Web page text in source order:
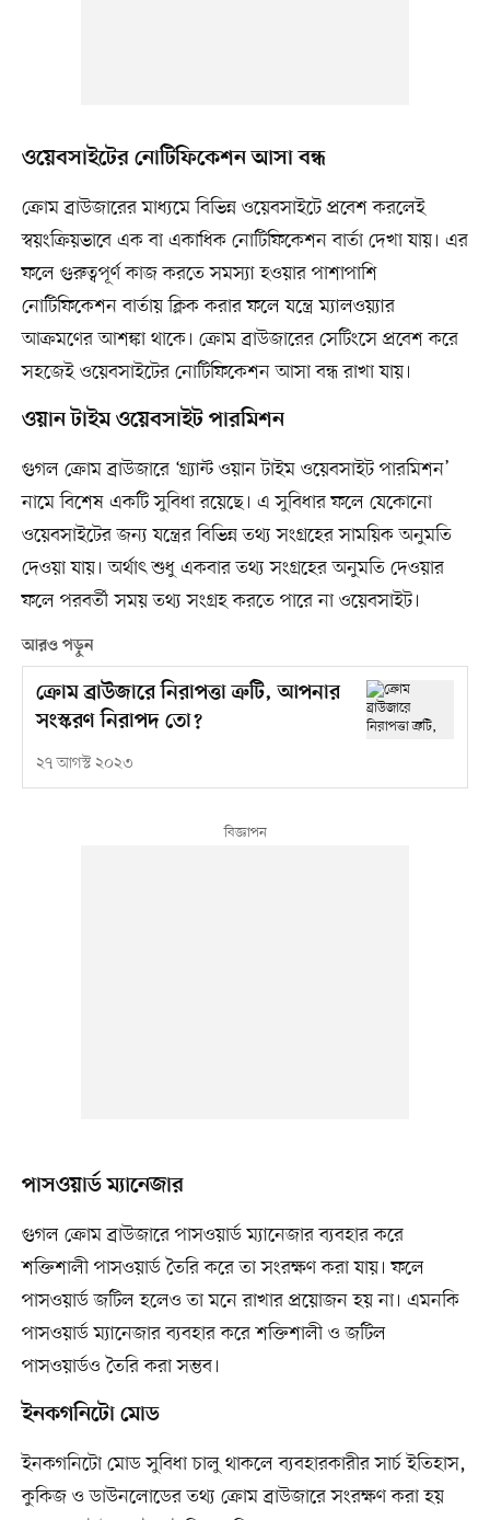
ওয়েবসাইটের নোটিফিকেশন আসা বন্ধ
ক্রোম ব্রাউজারের মাধ্যমে বিভিন্ন ওয়েবসাইটে প্রবেশ করলেই
স্বয়ংক্রিয়ভাবে এক বা একাধিক নোটিফিকেশন বার্তা দেখা যায়। এর
ফলে গুরুত্বপূর্ণ কাজ করতে সমস্যা হওয়ার পাশাপাশি
নোটিফিকেশন বার্তায় ক্লিক করার ফলে যন্ত্রে ম্যালওয়্যার
আক্রমণের আশঙ্কা থাকে। ক্রোম ব্রাউজারের সেটিংসে প্রবেশ করে
সহজেই ওয়েবসাইটের নোটিফিকেশন আসা বন্ধ রাখা যায়।
ওয়ান টাইম ওয়েবসাইট পারমিশন
গুগল ক্রোম ব্রাউজারে ‘গ্র্যান্ট ওয়ান টাইম ওয়েবসাইট পারমিশন’
নামে বিশেষ একটি সুবিধা রয়েছে। এ সুবিধার ফলে যেকোনো
ওয়েবসাইটের জন্য যন্ত্রের বিভিন্ন তথ্য সংগ্রহের সাময়িক অনুমতি
দেওয়া যায়। অর্থাৎ শুধু একবার তথ্য সংগ্রহের অনুমতি দেওয়ার
ফলে পরবর্তী সময় তথ্য সংগ্রহ করতে পারে না ওয়েবসাইট।
আরও পড়ুন
ক্রোম ব্রাউজারে নিরাপত্তা ত্রুটি, আপনার
সংস্করণ নিরাপদ তো?
২৭ আগস্ট ২০২৩
পাসওয়ার্ড ম্যানেজার
গুগল ক্রোম ব্রাউজারে পাসওয়ার্ড ম্যানেজার ব্যবহার করে
শক্তিশালী পাসওয়ার্ড তৈরি করে তা সংরক্ষণ করা যায়। ফলে
পাসওয়ার্ড জটিল হলেও তা মনে রাখার প্রয়োজন হয় না। এমনকি
পাসওয়ার্ড ম্যানেজার ব্যবহার করে শক্তিশালী ও জটিল
পাসওয়ার্ডও তৈরি করা সম্ভব।
ইনকগনিটো মোড
ইনকগনিটো মোড সুবিধা চালু থাকলে ব্যবহারকারীর সার্চ ইতিহাস,
কুকিজ ও ডাউনলোডের তথ্য ক্রোম ব্রাউজারে সংরক্ষণ করা হয়